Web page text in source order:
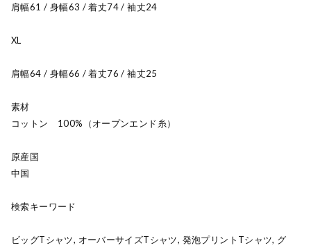
肩幅61 / 身幅63 / 着丈74 / 袖丈24
XL
肩幅64 / 身幅66 / 着丈76 / 袖丈25
素材
コットン 100%（オープンエンド糸）
原産国
中国
検索キーワード
ビッグTシャツ, オーバーサイズTシャツ, 発泡プリントTシャツ, グ